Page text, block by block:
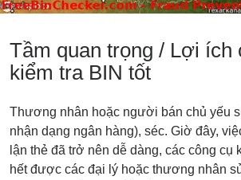
Tầm quan trọng / Lợi ích
kiểm tra BIN tốt
Thương nhân hoặc người bán chủ yếu
nhận dạng ngân hàng), séc. Giờ đây,
lận thẻ đã trở nên dễ dàng, các công cụ
hết được các đại lý hoặc thương nhân